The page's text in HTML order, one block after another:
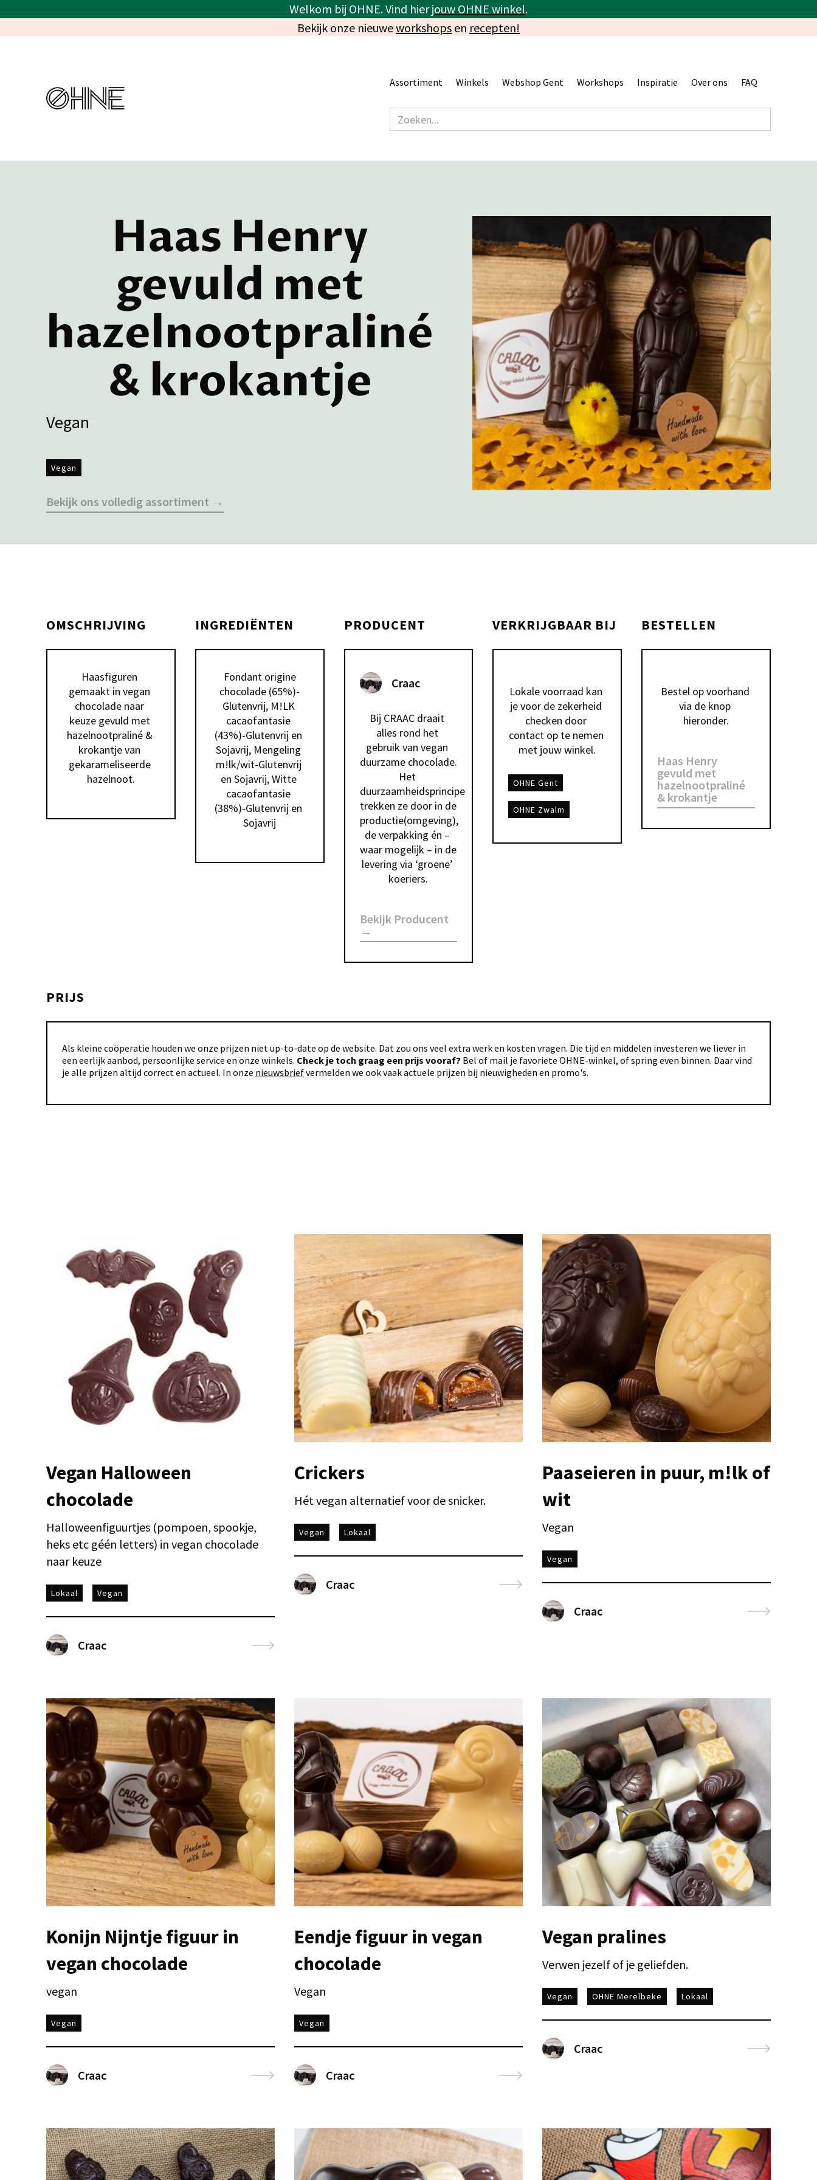
Welkom bij OHNE. Vind hierjouw OHNE winkel.
Bekijk onze nieuweworkshops en recepten!
Assortiment Winkels Webshop Gent Workshops Inspiratie Over ons FAQ
Haas Henry
gevuld met
hazelnootpraliné
& krokantje
Vegan
Vegan
Bekijk ons volledig assortiment →
OMSCHRIJVING
Haasfiguren
gemaakt in vegan
chocolade naar
keuze gevuld met
hazelnootpraliné &
krokantje van
gekarameliseerde
hazelnoot.
INGREDIËNTEN
chocolade (65%)-
Glutenvrij, M!LK
cacaofantasie
(43%)-Glutenvrij en
Sojavrij, Mengeling
m!lk/wit-Glutenvrij
en Sojavrij, Witte
cacaofantasie
(38%)-Glutenvrij en
Sojavrij
PRODUCENT
Craac
Bij CRAAC draait
alles rond het
gebruik van vegan
duurzame chocolade.
Het
duurzaamheidsprincipe
trekken ze door in de
productie(omgeving),
de verpakking én –
waar mogelijk – in de
levering via ‘groene’
koeriers.
Bekijk Producent
→
VERKRIJGBAAR BIJ
Lokale voorraad kan
je voor de zekerheid
checken door
contact op te nemen
met jouw winkel.
OHNE Gent
OHNE Zwalm
BESTELLEN
Bestel op voorhand
via de knop
hieronder.
Haas Henry
gevuld met
hazelnootpraliné
& krokantje
PRIJS
Als kleine coöperatie houden we onze prijzen niet up-to-date op de website. Dat zou ons veel extra werk en kosten vragen. Die tijd en middelen investeren we liever in
een eerlijk aanbod, persoonlijke service en onze winkels. Check je toch graag een prijs vooraf? Bel of mail je favoriete OHNE-winkel, of spring even binnen. Daar vind
je alle prijzen altijd correct en actueel. In onze nieuwsbriefvermelden we ook vaak actuele prijzen bij nieuwigheden en promo's.
Vegan Halloween
chocolade
Halloweenfiguurtjes (pompoen, spookje,
heks etc géén letters) in vegan chocolade
naar keuze
Lokaal Vegan
Craac
Crickers
Hét vegan alternatief voor de snicker.
Vegan Lokaal
Craac
Paaseieren in puur, m!lk of
wit
Vegan
Vegan
Craac
Konijn Nijntje figuur in
vegan chocolade
vegan
Vegan
Craac
Eendje figuur in vegan
chocolade
Vegan
Vegan
Craac
Vegan pralines
Verwen jezelf of je geliefden.
Vegan OHNE Merelbeke Lokaal
Craac